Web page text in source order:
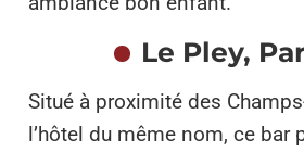
Le Pley,
Situé à proximité des
l’hôtel du même nom, ce bar